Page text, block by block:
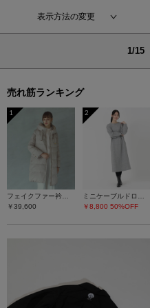
表示方法の変更
1/15
売れ筋ランキング
1
フェイクファー衿ダウンコート
￥39,600
2
ミニケーブルドロストワンピース
￥8,800 50%OFF